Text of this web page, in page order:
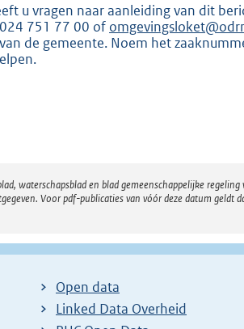
u vragen naar aanleiding van dit
751 77 00 of
de gemeente. Noem het
waterschapsblad en blad gemeenschappelijke
Voor pdf-publicaties van vóór deze datum geldt
Open data
Linked Data Overheid